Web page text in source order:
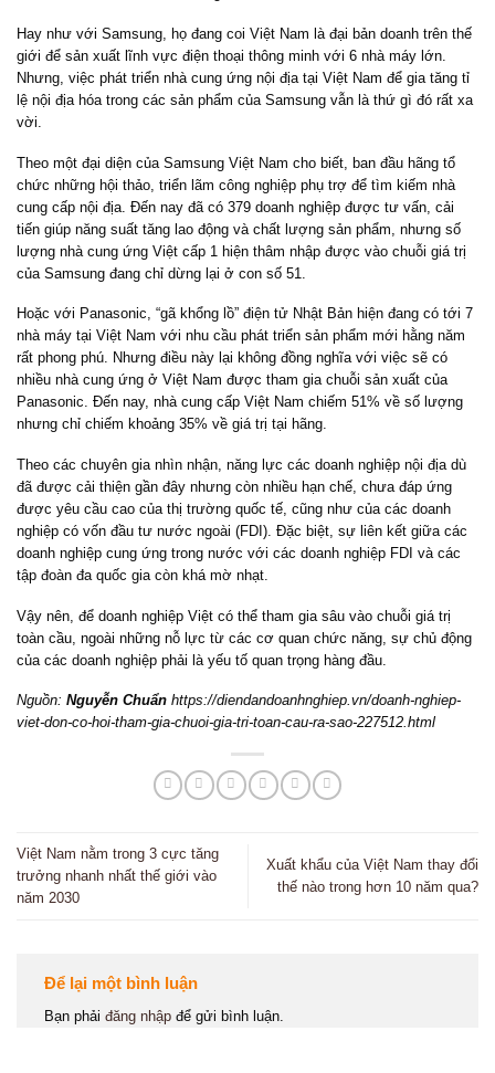
Hay như với Samsung, họ đang coi Việt Nam là đại bản doanh trên thế
giới để sản xuất lĩnh vực điện thoại thông minh với 6 nhà máy lớn.
Nhưng, việc phát triển nhà cung ứng nội địa tại Việt Nam để gia tăng tỉ
lệ nội địa hóa trong các sản phẩm của Samsung vẫn là thứ gì đó rất xa
vời.
Theo một đại diện của Samsung Việt Nam cho biết, ban đầu hãng tổ
chức những hội thảo, triển lãm công nghiệp phụ trợ để tìm kiếm nhà
cung cấp nội địa. Đến nay đã có 379 doanh nghiệp được tư vấn, cải
tiến giúp năng suất tăng lao động và chất lượng sản phẩm, nhưng số
lượng nhà cung ứng Việt cấp 1 hiện thâm nhập được vào chuỗi giá trị
của Samsung đang chỉ dừng lại ở con số 51.
Hoặc với Panasonic, “gã khổng lồ” điện tử Nhật Bản hiện đang có tới 7
nhà máy tại Việt Nam với nhu cầu phát triển sản phẩm mới hằng năm
rất phong phú. Nhưng điều này lại không đồng nghĩa với việc sẽ có
nhiều nhà cung ứng ở Việt Nam được tham gia chuỗi sản xuất của
Panasonic. Đến nay, nhà cung cấp Việt Nam chiếm 51% về số lượng
nhưng chỉ chiếm khoảng 35% về giá trị tại hãng.
Theo các chuyên gia nhìn nhận, năng lực các doanh nghiệp nội địa dù
đã được cải thiện gần đây nhưng còn nhiều hạn chế, chưa đáp ứng
được yêu cầu cao của thị trường quốc tế, cũng như của các doanh
nghiệp có vốn đầu tư nước ngoài (FDI). Đặc biệt, sự liên kết giữa các
doanh nghiệp cung ứng trong nước với các doanh nghiệp FDI và các
tập đoàn đa quốc gia còn khá mờ nhạt.
Vậy nên, để doanh nghiệp Việt có thể tham gia sâu vào chuỗi giá trị
toàn cầu, ngoài những nỗ lực từ các cơ quan chức năng, sự chủ động
của các doanh nghiệp phải là yếu tố quan trọng hàng đầu.
Nguồn: Nguyễn Chuẩn https://diendandoanhnghiep.vn/doanh-nghiep-
viet-don-co-hoi-tham-gia-chuoi-gia-tri-toan-cau-ra-sao-227512.html
Việt Nam nằm trong 3 cực tăng
trưởng nhanh nhất thế giới vào
năm 2030
Xuất khẩu của Việt Nam thay đổi
thế nào trong hơn 10 năm qua?
Để lại một bình luận
Bạn phải đăng nhập để gửi bình luận.